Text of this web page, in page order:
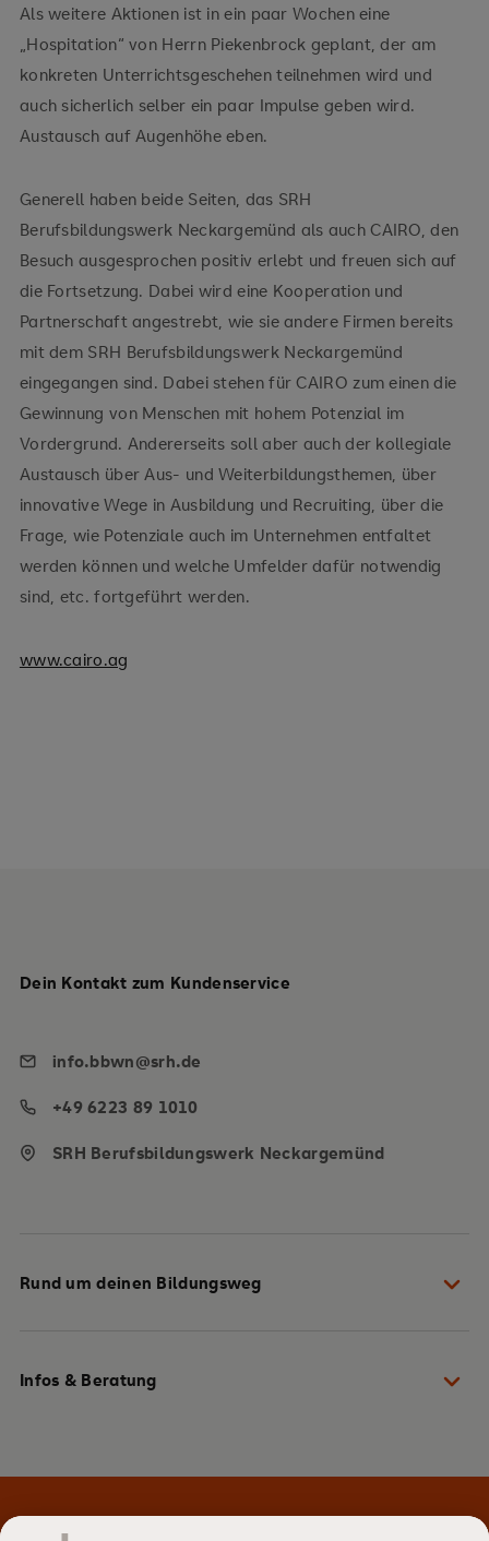
Als weitere Aktionen ist in ein paar Wochen eine
„Hospitation“ von Herrn Piekenbrock geplant, der am
konkreten Unterrichtsgeschehen teilnehmen wird und
auch sicherlich selber ein paar Impulse geben wird.
Austausch auf Augenhöhe eben.
Generell haben beide Seiten, das SRH
Berufsbildungswerk Neckargemünd als auch CAIRO, den
Besuch ausgesprochen positiv erlebt und freuen sich auf
die Fortsetzung. Dabei wird eine Kooperation und
Partnerschaft angestrebt, wie sie andere Firmen bereits
mit dem SRH Berufsbildungswerk Neckargemünd
eingegangen sind. Dabei stehen für CAIRO zum einen die
Gewinnung von Menschen mit hohem Potenzial im
Vordergrund. Andererseits soll aber auch der kollegiale
Austausch über Aus- und Weiterbildungsthemen, über
innovative Wege in Ausbildung und Recruiting, über die
Frage, wie Potenziale auch im Unternehmen entfaltet
werden können und welche Umfelder dafür notwendig
sind, etc. fortgeführt werden.
www.cairo.ag
Rund um deinen Bildungsweg
Infos & Beratung
Dein Kontakt zum Kundenservice
info.bbwn@srh.de
+49 6223 89 1010
SRH Berufsbildungswerk Neckargemünd